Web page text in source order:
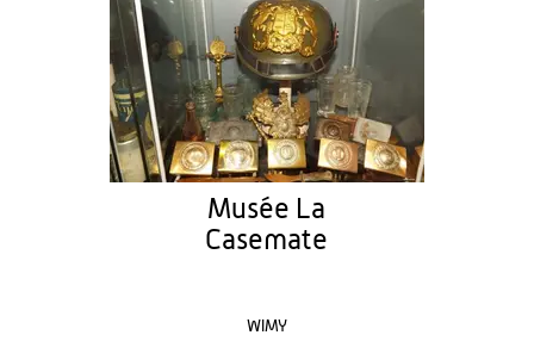
Musée La
Casemate
WIMY